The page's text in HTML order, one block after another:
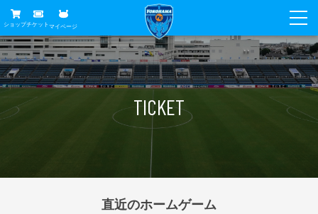
ショップチケット マイページ
ニュース
グッズ
ホームタウン
試合
TICKET
直近のホームゲーム